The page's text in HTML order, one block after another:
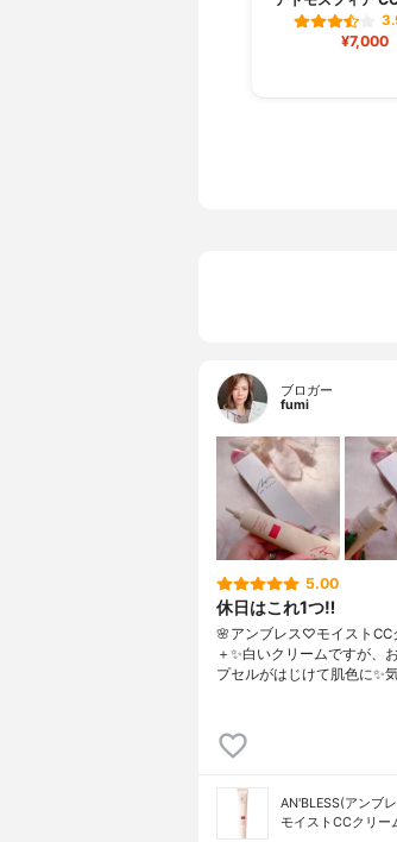
¥7,000
ブロガー
fumi
5.00
休日はこれ1つ‼️
🌸アンブレス♡モイストCC
＋✨白いクリームですが、
プセルがはじけて肌色に✨
AN'BLESS(アンブ
モイストCCクリー